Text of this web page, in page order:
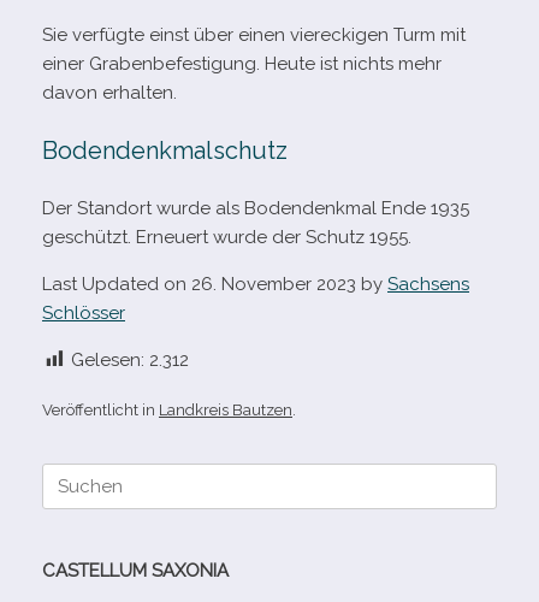
Sie ver­fügte einst über einen vier­ecki­gen Turm mit
einer Grabenbefestigung. Heute ist nichts mehr
davon erhalten.
Bodendenkmalschutz
Der Standort wurde als Bodendenkmal Ende 1935
geschützt. Erneuert wurde der Schutz 1955.
Last Updated on 26. November 2023 by Sachsens
Schlösser
Gelesen: 2.312
Veröffentlicht in Landkreis Bautzen
Suche
CASTELLUM SAXONIA